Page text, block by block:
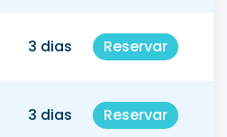
3 dias Reservar
3 dias Reservar